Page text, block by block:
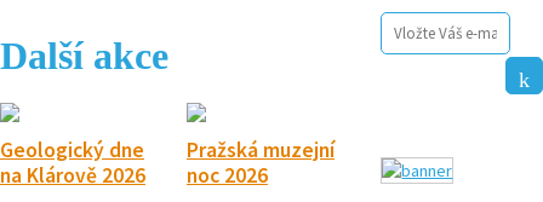
Další akce
Geologický dne
na Klárově 2026
Pražská muzejní
noc 2026